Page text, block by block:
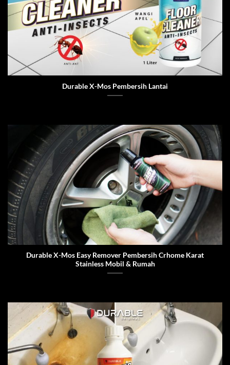
Durable X-Mos Pembersih Lantai
Durable X-Mos Easy Remover Pembersih Crhome Karat
Stainless Mobil & Rumah